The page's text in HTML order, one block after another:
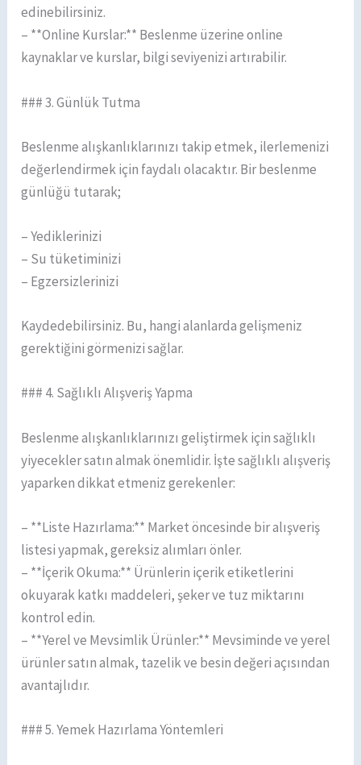
edinebilirsiniz.
– **Online Kurslar:** Beslenme üzerine online
kaynaklar ve kurslar, bilgi seviyenizi artırabilir.
### 3. Günlük Tutma
Beslenme alışkanlıklarınızı takip etmek, ilerlemenizi
değerlendirmek için faydalı olacaktır. Bir beslenme
günlüğü tutarak;
– Yediklerinizi
– Su tüketiminizi
– Egzersizlerinizi
Kaydedebilirsiniz. Bu, hangi alanlarda gelişmeniz
gerektiğini görmenizi sağlar.
### 4. Sağlıklı Alışveriş Yapma
Beslenme alışkanlıklarınızı geliştirmek için sağlıklı
yiyecekler satın almak önemlidir. İşte sağlıklı alışveriş
yaparken dikkat etmeniz gerekenler:
– **Liste Hazırlama:** Market öncesinde bir alışveriş
listesi yapmak, gereksiz alımları önler.
– **İçerik Okuma:** Ürünlerin içerik etiketlerini
okuyarak katkı maddeleri, şeker ve tuz miktarını
kontrol edin.
– **Yerel ve Mevsimlik Ürünler:** Mevsiminde ve yerel
ürünler satın almak, tazelik ve besin değeri açısından
avantajlıdır.
### 5. Yemek Hazırlama Yöntemleri